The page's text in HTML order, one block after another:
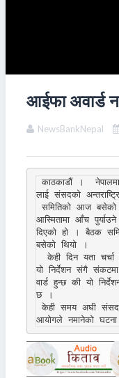
आईफा अवार्ड
NewsBankNepal
लाई संसदको
आस्मितामा आँच
दिएको हो । बैठक
बसेको थियो ।
यो निर्देशन संगै
वार्ड हुन्छ की यो
छ ।
आयोगले नमानेको